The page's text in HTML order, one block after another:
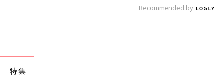
Recommended by
特集